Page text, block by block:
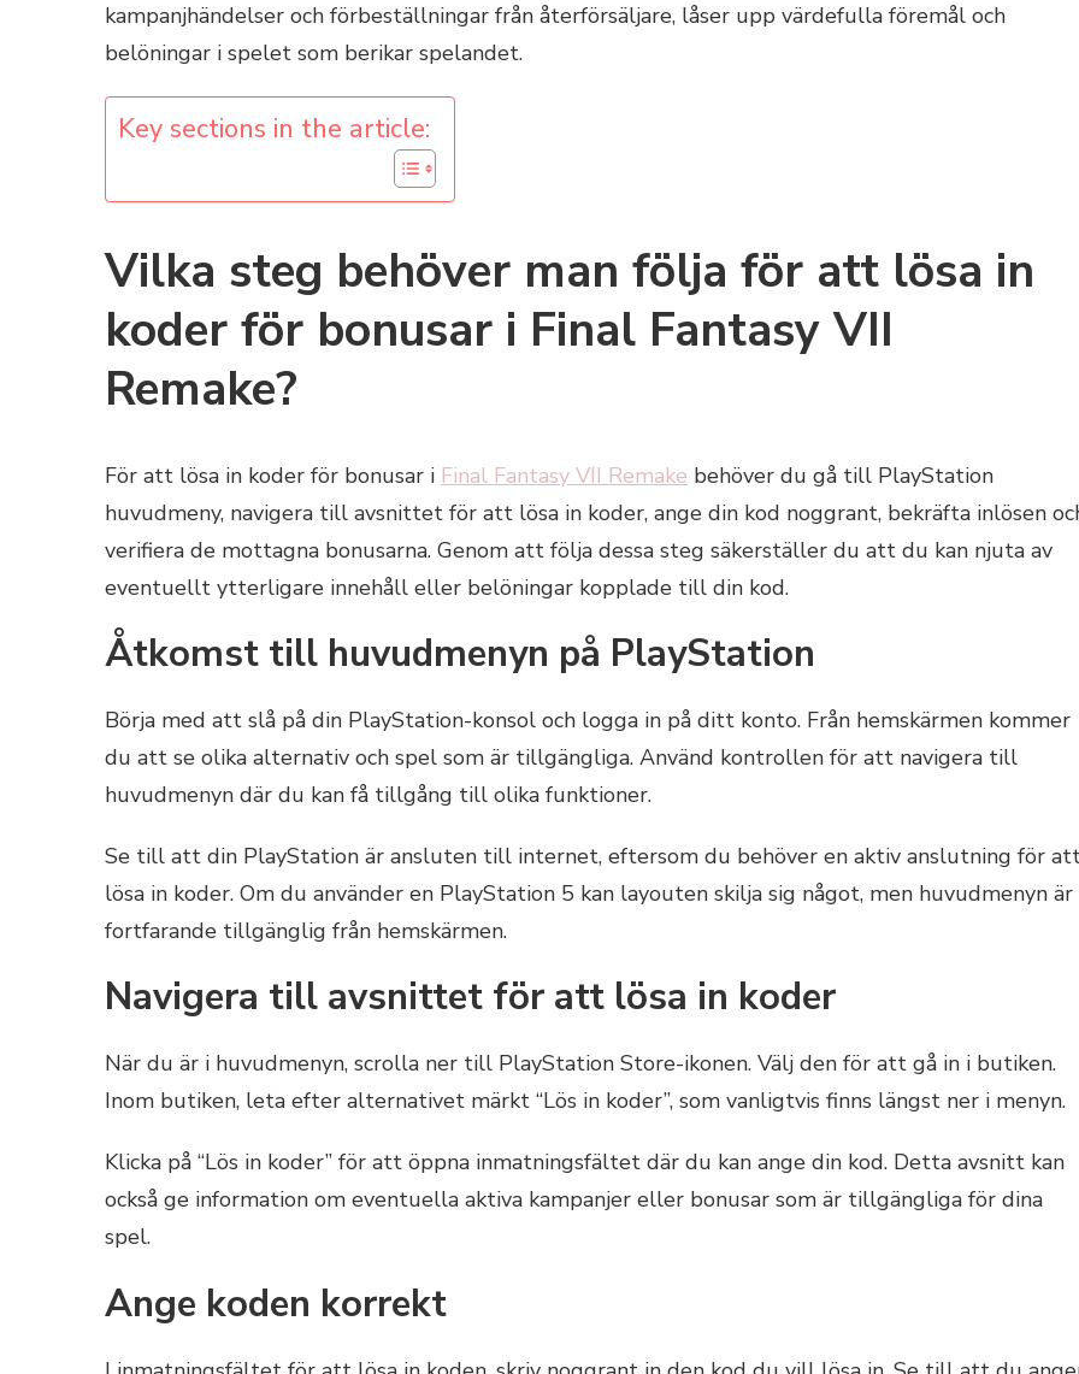
kampanjhändelser och förbeställningar från återförsäljare, låser upp värdefulla föremål och
belöningar i spelet som berikar spelandet.
Key sections in the article:
Vilka steg behöver man följa för att lösa in
koder för bonusar i Final Fantasy VII
Remake?
För att lösa in koder för bonusar i Final Fantasy VII Remake behöver du gå till PlayStation
huvudmeny, navigera till avsnittet för att lösa in koder, ange din kod noggrant, bekräfta inlösen
verifiera de mottagna bonusarna. Genom att följa dessa steg säkerställer du att du kan njuta av
eventuellt ytterligare innehåll eller belöningar kopplade till din kod.
Åtkomst till huvudmenyn på PlayStation
Börja med att slå på din PlayStation-konsol och logga in på ditt konto. Från hemskärmen kommer
du att se olika alternativ och spel som är tillgängliga. Använd kontrollen för att navigera till
huvudmenyn där du kan få tillgång till olika funktioner.
Se till att din PlayStation är ansluten till internet, eftersom du behöver en aktiv anslutning för
lösa in koder. Om du använder en PlayStation 5 kan layouten skilja sig något, men huvudmenyn är
fortfarande tillgänglig från hemskärmen.
Navigera till avsnittet för att lösa in koder
När du är i huvudmenyn, scrolla ner till PlayStation Store-ikonen. Välj den för att gå in i butiken.
Inom butiken, leta efter alternativet märkt “Lös in koder”, som vanligtvis finns längst ner i menyn.
Klicka på “Lös in koder” för att öppna inmatningsfältet där du kan ange din kod. Detta avsnitt kan
också ge information om eventuella aktiva kampanjer eller bonusar som är tillgängliga för dina
spel.
Ange koden korrekt